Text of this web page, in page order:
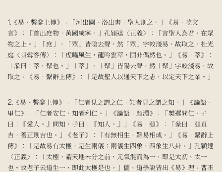
1.《易‧繫辭上傳》：「河出圖，洛出書，聖人則之。」《易‧乾文
言》：「首出庶物，萬國咸寧。」孔穎達〈正義〉：「言聖人為君，在眾
物之上。」「庶」、「眾」皆陰去聲，然「眾」字較淺易，故取之。杜光
庭〈虯髯客傳〉：「虎嘯風生，龍吟雲萃，固非偶然也。」《易‧萃》：
「彖曰：萃，聚也。」「萃」、「聚」皆陽去聲，然「聚」字較淺易，故
取之。《易‧繫辭上傳》：「是故聖人以通天下之志，以定天下之業。」
2.《易‧繫辭上傳》：「仁者見之謂之仁，知者見之謂之知。」《論語‧
里仁》：「仁者安仁，知者利仁。」《論語‧顏淵》：「樊遲問仁，子
曰：『愛人。』問知，子曰：『知人。』」《易‧頤》：「彖曰：頤貞
吉，養正則吉也。」《老子》：「有無相生，難易相成。」《易‧繫辭上
傳》：「是故易有太極，是生兩儀；兩儀生四象，四象生八卦。」孔穎達
〈正義〉：「太極，謂天地未分之前，元氣混而為一，即是太初、太一
也。故老子云道生一，即此太極是也。」儒、道學說皆出《易》理。曹丕